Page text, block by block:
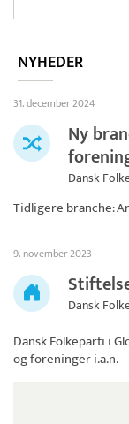
NYHEDER
31. december 2024
Ny
Dansk
Tidligere branche:
9. november 2023
Dansk
Dansk Folkeparti i
og foreninger i.a.n.